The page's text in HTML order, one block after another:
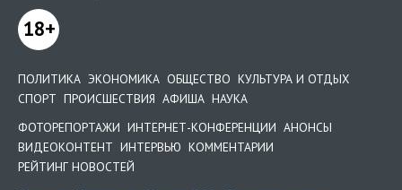
18+
ПОЛИТИКА ЭКОНОМИКА ОБЩЕСТВО КУЛЬТУРА И ОТДЫХ
СПОРТ ПРОИСШЕСТВИЯ АФИША НАУКА
ФОТОРЕПОРТАЖИ ИНТЕРНЕТ-КОНФЕРЕНЦИИ АНОНСЫ
ВИДЕОКОНТЕНТ ИНТЕРВЬЮ КОММЕНТАРИИ
РЕЙТИНГ НОВОСТЕЙ